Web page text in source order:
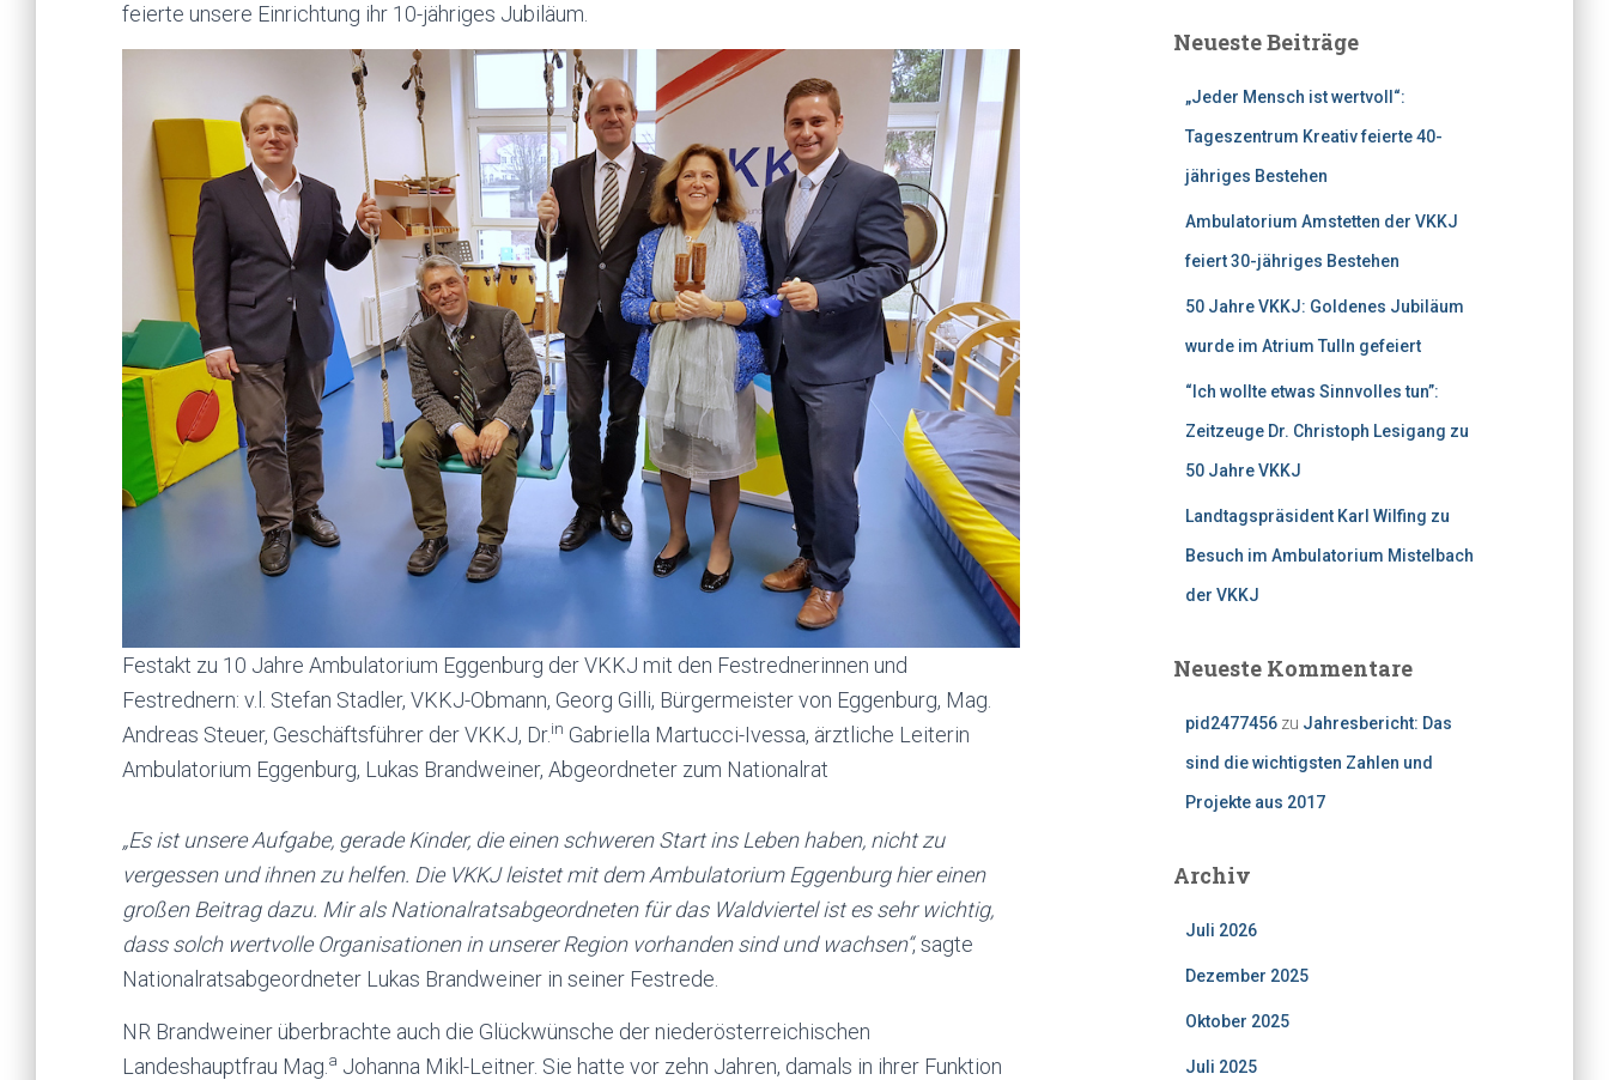
feierte unsere Einrichtung ihr 10-jähriges Jubiläum.
Festakt zu 10 Jahre Ambulatorium Eggenburg der VKKJ mit den Festrednerinnen und
Festrednern: v.l. Stefan Stadler, VKKJ-Obmann, Georg Gilli, Bürgermeister von Eggenburg, Mag.
Andreas Steuer, Geschäftsführer der VKKJ, Dr.in Gabriella Martucci-Ivessa, ärztliche Leiterin
Ambulatorium Eggenburg, Lukas Brandweiner, Abgeordneter zum Nationalrat
„Es ist unsere Aufgabe, gerade Kinder, die einen schweren Start ins Leben haben, nicht zu
vergessen und ihnen zu helfen. Die VKKJ leistet mit dem Ambulatorium Eggenburg hier einen
großen Beitrag dazu. Mir als Nationalratsabgeordneten für das Waldviertel ist es sehr wichtig,
dass solch wertvolle Organisationen in unserer Region vorhanden sind und wachsen“, sagte
Nationalratsabgeordneter Lukas Brandweiner in seiner Festrede.
NR Brandweiner überbrachte auch die Glückwünsche der niederösterreichischen
Landeshauptfrau Mag. a Johanna Mikl-Leitner. Sie hatte vor zehn Jahren, damals in ihrer Funktion
n
Neueste Beiträge
„Jeder Mensch ist wertvoll“:
Tageszentrum Kreativ feierte 40-
jähriges Bestehen
Ambulatorium Amstetten der VKKJ
feiert 30-jähriges Bestehen
50 Jahre VKKJ: Goldenes Jubiläum
wurde im Atrium Tulln gefeiert
“Ich wollte etwas Sinnvolles tun”:
Zeitzeuge Dr. Christoph Lesigang zu
50 Jahre VKKJ
Landtagspräsident Karl Wilfing zu
Besuch im Ambulatorium Mistelbach
der VKKJ
Neueste Kommentare
pid2477456zu Jahresbericht: Das
sind die wichtigsten Zahlen und
Projekte aus 2017
Archiv
Juli 2026
Dezember 2025
Oktober 2025
Juli 2025